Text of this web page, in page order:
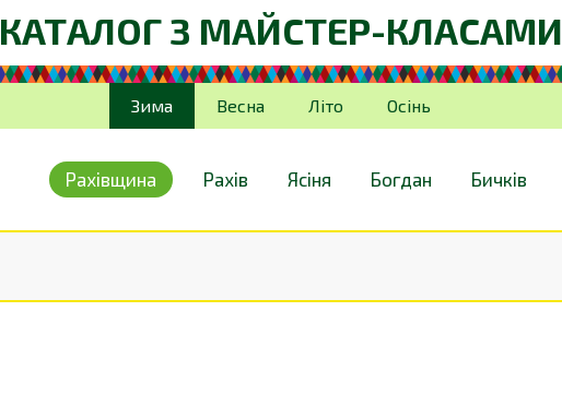
КАТАЛОГ З МАЙСТЕР-КЛАСАМИ
Зима Весна Літо Осінь
Рахівщина Рахів Ясіня Богдан Бичків